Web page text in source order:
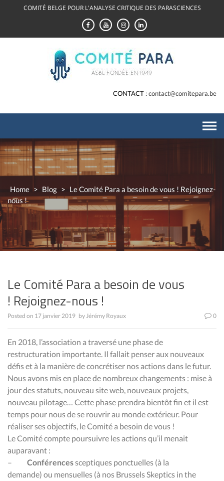
COMITÉ BELGE POUR L'ANALYSE CRITIQUE DES PARASCIENCES
CONTACT contact@comitepara.be
Home > Blog > Le Comité Para a besoin de vous ! Rejoignez-
nous !
Le Comité Para a besoin de vous
! Rejoignez-nous !
Posted on 17 janvier 2019 byJérémy Royaux 0
En 2018, l’association a traversé une phase de
restructuration importante. Il fallait penser aux nouveaux
défis et à la manière de concrétiser nos actions dans le futur.
Nous avons mis en place de nombreux changements : mise à
jour des statuts, nouveau site web, nouveaux projets,
nouveau pilotage… Cette phase prendra bientôtfin et il est
temps pour nous de se rouvrir au monde extérieur. Pour
réaliser ses objectifs, le Comité a besoin de vous !
Le Comité compte poursuivre les actions qu’il menait
auparavant :
– Conférencessceptiques ponctuelles (à la
demande) ou mensuelles (à nos BrusselsSkeptics in the